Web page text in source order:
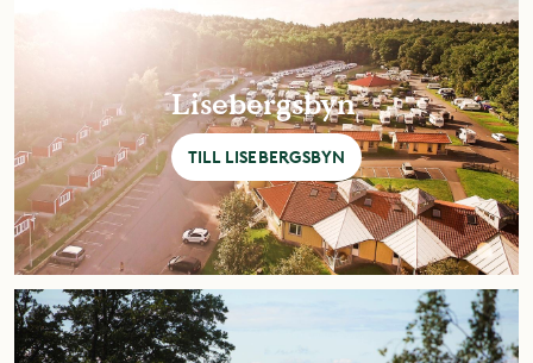
Lisebergsbyn ­
TILL LISEBERGSBYN